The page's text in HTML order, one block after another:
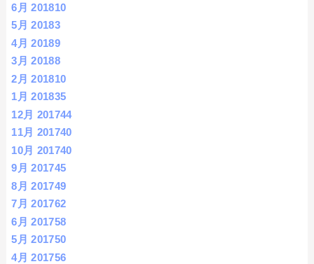
6月 201810
5月 20183
4月 20189
3月 20188
2月 201810
1月 201835
12月 201744
11月 201740
10月 201740
9月 201745
8月 201749
7月 201762
6月 201758
5月 201750
4月 201756